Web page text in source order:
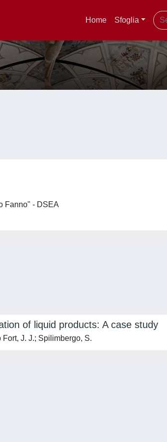
Home Sfoglia
Fanno" - DSEA
of liquid products: A case study
J. J.; Spilimbergo, S.